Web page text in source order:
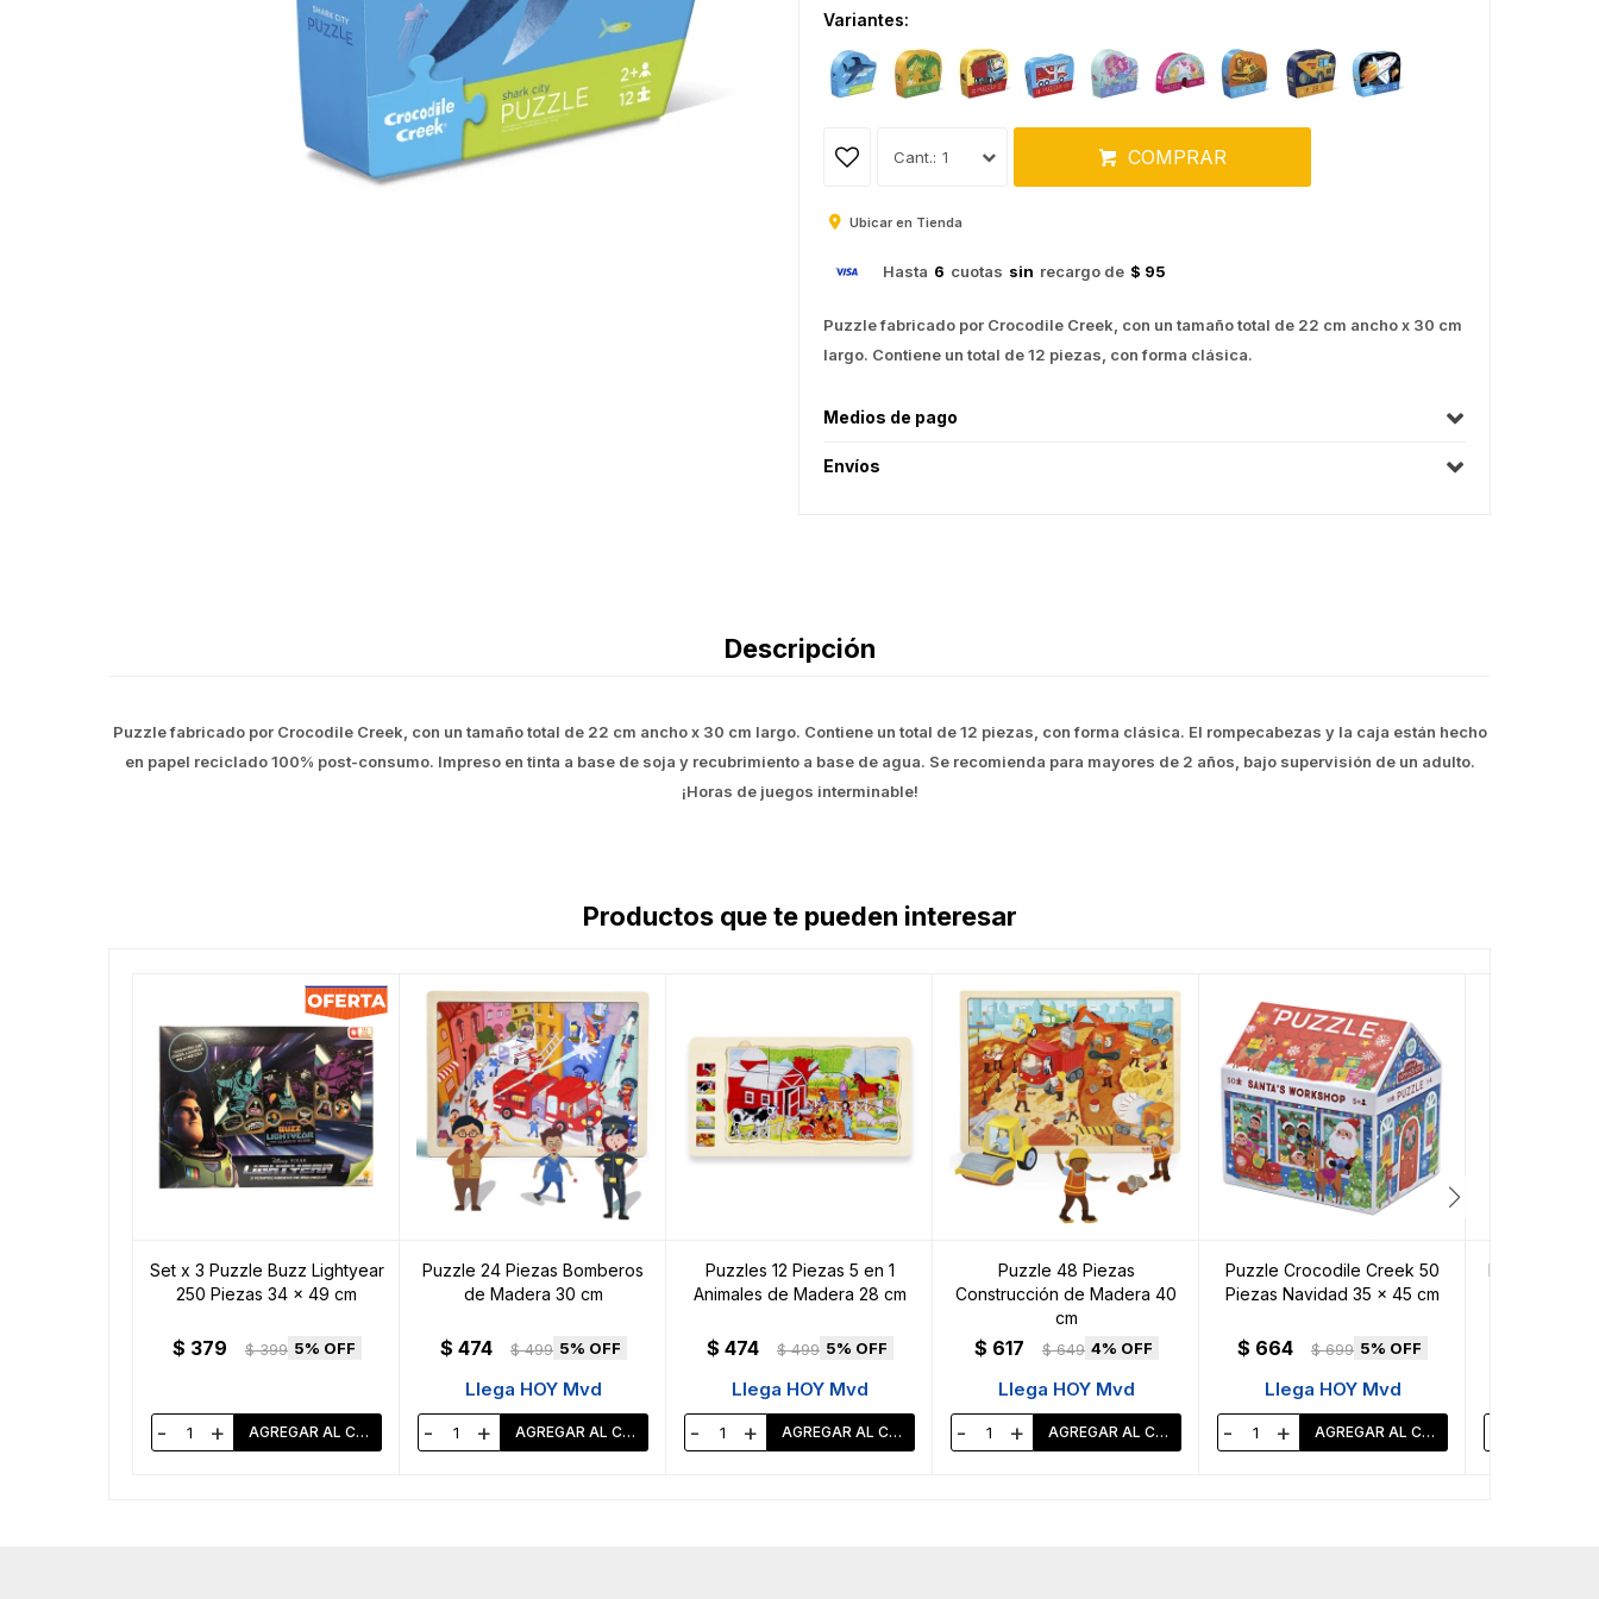
Variantes:
1 COMPRAR
Ubicar en Tienda
Hasta 6 cuotas sin recargo de $ 95
Puzzle fabricado por Crocodile Creek, con un tamaño total de 22 cm ancho x 30 cm
largo. Contiene un total de 12 piezas, con forma clásica.
Medios de pago
Envíos
Descripción
Puzzle fabricado por Crocodile Creek, con un tamaño total de 22 cm ancho x 30 cm largo. Contiene un total de 12 piezas, con forma clásica. El rompecabezas y la caja están hecho
en papel reciclado 100% post-consumo. Impreso en tinta a base de soja y recubrimiento a base de agua. Se recomienda para mayores de 2 años, bajo supervisión de un adulto.
¡Horas de juegos interminable!
Productos que te pueden interesar
Set x 3 Puzzle Buzz Lightyear
250 Piezas 34 x 49 cm
$ 379 $ 399 5
- +
Puzzle 24 Piezas Bomberos
de Madera 30 cm
$ 474 $ 499 5
Llega HOY Mvd
- +
Puzzles 12 Piezas 5 en 1
Animales de Madera 28 cm
$ 474 $ 499 5
Llega HOY Mvd
- +
Puzzle 48 Piezas
Construcción de Madera 40
cm
$ 617 $ 649 4
Llega HOY Mvd
- +
Puzzle Crocodile Creek 50
Piezas Navidad 35 x 45 cm
$ 664 $ 699 5
Llega HOY Mvd
- +
Puzzle